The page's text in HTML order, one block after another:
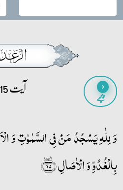
پیچھے آیت 15
وَ لِلّٰہِ یَسۡجُدُ مَنۡ فِی السَّمٰوٰتِ وَ
بِالۡغُدُوِّ وَ الۡاٰصَالِ ﴿ٛ۱۵﴾